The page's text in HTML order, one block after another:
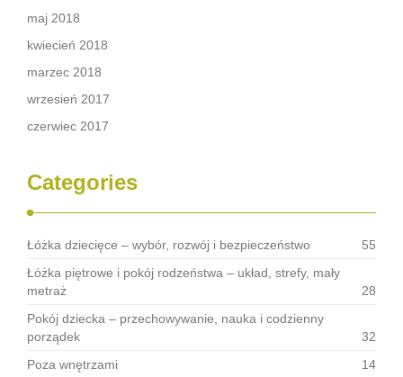
maj 2018
kwiecień 2018
marzec 2018
wrzesień 2017
czerwiec 2017
Categories
Łóżka dziecięce – wybór, rozwój i bezpieczeństwo
55
Łóżka piętrowe i pokój rodzeństwa – układ, strefy, mały
metraż
28
Pokój dziecka – przechowywanie, nauka i codzienny
porządek
32
Poza wnętrzami
14